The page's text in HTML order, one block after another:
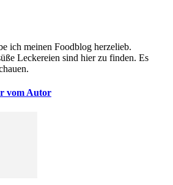
ich meinen Foodblog herzelieb.
Leckereien sind hier zu finden. Es
vom Autor